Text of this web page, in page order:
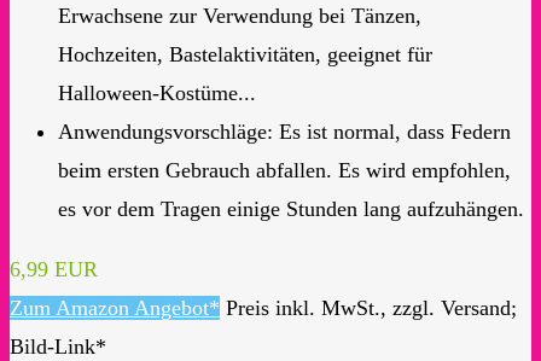
Erwachsene zur Verwendung bei Tänzen,
Hochzeiten, Bastelaktivitäten, geeignet für
Halloween-Kostüme...
Anwendungsvorschläge: Es ist normal, dass Federn
beim ersten Gebrauch abfallen. Es wird empfohlen,
es vor dem Tragen einige Stunden lang aufzuhängen.
6,99 EUR
Zum Amazon Angebot* Preis inkl. MwSt., zzgl. Versand;
Bild-Link*